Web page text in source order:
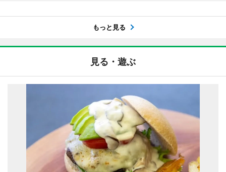
もっと見る
見る・遊ぶ